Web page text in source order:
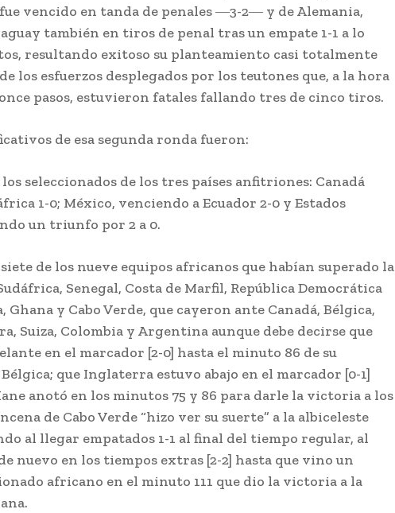
vencido en tanda de penales ―3-2― y de Alemania,
también en tiros de penal tras un empate 1-1 a lo
resultando exitoso su planteamiento casi totalmente
los esfuerzos desplegados por los teutones que, a la hora
pasos, estuvieron fatales fallando tres de cinco tiros.
de esa segunda ronda fueron:
seleccionados de los tres países anfitriones: Canadá
1-0; México, venciendo a Ecuador 2-0 y Estados
un triunfo por 2 a 0.
de los nueve equipos africanos que habían superado la
Senegal, Costa de Marfil, República Democrática
Ghana y Cabo Verde, que cayeron ante Canadá, Bélgica,
Suiza, Colombia y Argentina aunque debe decirse que
en el marcador [2-0] hasta el minuto 86 de su
que Inglaterra estuvo abajo en el marcador [0-1]
anotó en los minutos 75 y 86 para darle la victoria a los
de Cabo Verde “hizo ver su suerte” a la albiceleste
al llegar empatados 1-1 al final del tiempo regular, al
nuevo en los tiempos extras [2-2] hasta que vino un
africano en el minuto 111 que dio la victoria a la